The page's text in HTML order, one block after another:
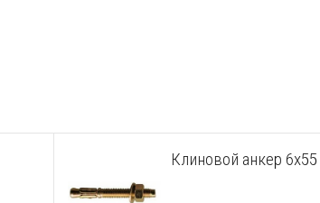
Клиновой анкер 6х55